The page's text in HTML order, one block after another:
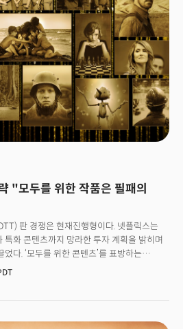
정적 기업'으로 재평가하는 역설적인 상황을
술력을 넘어 실질적인 수익 구조와 생태계
미한다. 이러한 흐름 속에서 콘텐츠 공룡
생존을 위한 대전환의 단면을 극명하게
픈AI GPT-5.2, 디즈니 동맹이 보여준
드 레드’를 발령했나?
"모두를 위한 작품은 필패의
판 경쟁은 현재진행형이다. 넷플릭스는
특화 콘텐츠까지 망라한 투자 계획을 밝히며
다. ‘모두를 위한 콘텐츠’를 표방하는
같은 전략엔 OTT 시장 정세가 급변하고 있는
료 가입자 기준 현재까지 유리한 입지를
기), 광고 등을 도입하면서 매출 기준